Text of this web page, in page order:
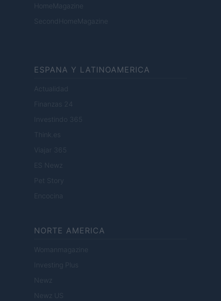
HomeMagazine
SecondHomeMagazine
ESPANA Y LATINOAMERICA
Actualidad
Finanzas 24
Investindo 365
Think.es
Viajar 365
ES Newz
Pet Story
Encocina
NORTE AMERICA
Womanmagazine
Investing Plus
Newz
Newz US